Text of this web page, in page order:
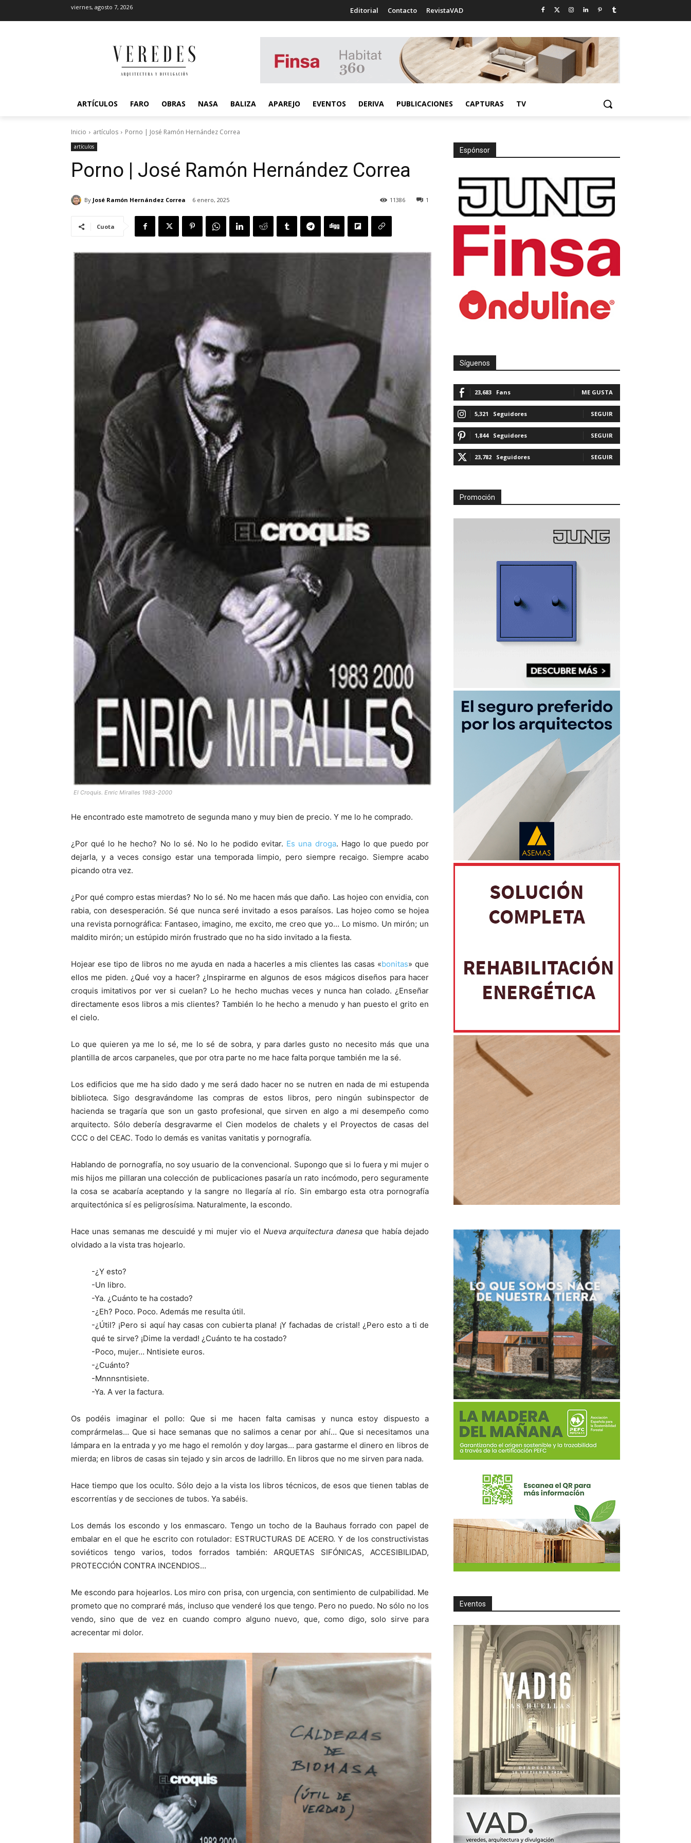
viernes, agosto 7, 2026 Editorial Contacto RevistaVAD
ARTÍCULOS FARO OBRAS NASA BALIZA APAREJO EVENTOS DERIVA PUBLICACIONES CAPTURAS TV
Inicio artículos Porno | José Ramón Hernández Correa
artículos
Porno | José Ramón Hernández Correa
By José Ramón Hernández Correa 6 enero, 2025 1
11386
Cuota
El Croquis. Enric Miralles 1983-2000
He encontrado este mamotreto de segunda mano y muy bien de precio. Y me lo he comprado.
¿Por qué lo he hecho? No lo sé. No lo he podido evitar. Es una droga. Hago lo que puedo por
dejarla, y a veces consigo estar una temporada limpio, pero siempre recaigo. Siempre acabo
picando otra vez.
¿Por qué compro estas mierdas? No lo sé. No me hacen más que daño. Las hojeo con envidia, con
rabia, con desesperación. Sé que nunca seré invitado a esos paraísos. Las hojeo como se hojea
una revista pornográfica: Fantaseo, imagino, me excito, me creo que yo… Lo mismo. Un mirón; un
maldito mirón; un estúpido mirón frustrado que no ha sido invitado a la fiesta.
Hojear ese tipo de libros no me ayuda en nada a hacerles a mis clientes las casas «bonitas» que
ellos me piden. ¿Qué voy a hacer? ¿Inspirarme en algunos de esos mágicos diseños para hacer
croquis imitativos por ver si cuelan? Lo he hecho muchas veces y nunca han colado. ¿Enseñar
directamente esos libros a mis clientes? También lo he hecho a menudo y han puesto el grito en
el cielo.
Lo que quieren ya me lo sé, me lo sé de sobra, y para darles gusto no necesito más que una
plantilla de arcos carpaneles, que por otra parte no me hace falta porque también me la sé.
Los edificios que me ha sido dado y me será dado hacer no se nutren en nada de mi estupenda
biblioteca. Sigo desgravándome las compras de estos libros, pero ningún subinspector de
hacienda se tragaría que son un gasto profesional, que sirven en algo a mi desempeño como
arquitecto. Sólo debería desgravarme el Cien modelos de chalets y el Proyectos de casas del
CCC o del CEAC. Todo lo demás es vanitas vanitatis y pornografía.
Hablando de pornografía, no soy usuario de la convencional. Supongo que si lo fuera y mi mujer o
mis hijos me pillaran una colección de publicaciones pasaría un rato incómodo, pero seguramente
la cosa se acabaría aceptando y la sangre no llegaría al río. Sin embargo esta otra pornografía
arquitectónica sí es peligrosísima. Naturalmente, la escondo.
Hace unas semanas me descuidé y mi mujer vio el Nueva arquitectura danesaque había dejado
olvidado a la vista tras hojearlo.
-¿Y esto?
-Un libro.
-Ya. ¿Cuánto te ha costado?
-¿Eh? Poco. Poco. Además me resulta útil.
-¿Útil? ¡Pero si aquí hay casas con cubierta plana! ¡Y fachadas de cristal! ¿Pero esto a ti de
qué te sirve? ¡Dime la verdad! ¿Cuánto te ha costado?
-Poco, mujer… Nntisiete euros.
-¿Cuánto?
-Mnnnsntisiete.
-Ya. A ver la factura.
Os podéis imaginar el pollo: Que si me hacen falta camisas y nunca estoy dispuesto a
comprármelas… Que si hace semanas que no salimos a cenar por ahí… Que si necesitamos una
lámpara en la entrada y yo me hago el remolón y doy largas… para gastarme el dinero en libros de
mierda; en libros de casas sin tejado y sin arcos de ladrillo. En libros que no me sirven para nada.
Hace tiempo que los oculto. Sólo dejo a la vista los libros técnicos, de esos que tienen tablas de
escorrentías y de secciones de tubos. Ya sabéis.
Los demás los escondo y los enmascaro. Tengo un tocho de la Bauhaus forrado con papel de
embalar en el que he escrito con rotulador: ESTRUCTURAS DE ACERO. Y de los constructivistas
soviéticos tengo varios, todos forrados también: ARQUETAS SIFÓNICAS, ACCESIBILIDAD,
PROTECCIÓN CONTRA INCENDIOS…
Me escondo para hojearlos. Los miro con prisa, con urgencia, con sentimiento de culpabilidad. Me
prometo que no compraré más, incluso que venderé los que tengo. Pero no puedo. No sólo no los
vendo, sino que de vez en cuando compro alguno nuevo, que, como digo, solo sirve para
acrecentar mi dolor.
Espónsor
Síguenos
23,683 Fans ME GUSTA
5,321 Seguidores SEGUIR
1,844 Seguidores SEGUIR
23,782 Seguidores SEGUIR
Promoción
Eventos